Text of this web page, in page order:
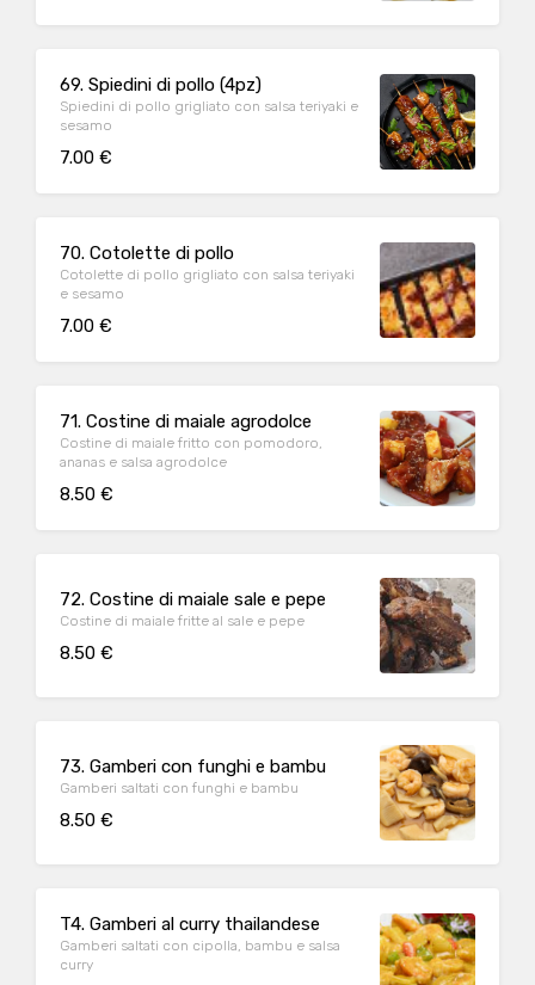
69. Spiedini di pollo (4pz)
Spiedini di pollo grigliato con salsa teriyaki e
sesamo
7.00 €
70. Cotolette di pollo
Cotolette di pollo grigliato con salsa teriyaki
e sesamo
7.00 €
71. Costine di maiale agrodolce
Costine di maiale fritto con pomodoro,
ananas e salsa agrodolce
8.50 €
72. Costine di maiale sale e pepe
Costine di maiale fritte al sale e pepe
8.50 €
73. Gamberi con funghi e bambu
Gamberi saltati con funghi e bambu
8.50 €
T4. Gamberi al curry thailandese
Gamberi saltati con cipolla, bambu e salsa
curry